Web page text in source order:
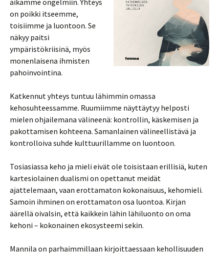
aikamme ongelmiin. Yhteys
on poikki itseemme,
toisiimme ja luontoon. Se
näkyy paitsi
ympäristökriisinä, myös
monenlaisena ihmisten
pahoinvointina.
Katkennut yhteys tuntuu lähimmin omassa
kehosuhteessamme. Ruumiimme näyttäytyy helposti
mielen ohjailemana välineenä: kontrollin, käskemisen ja
pakottamisen kohteena. Samanlainen välineellistävä ja
kontrolloiva suhde kulttuurillamme on luontoon.
Tosiasiassa keho ja mieli eivät ole toisistaan erillisiä, kuten
kartesiolainen dualismi on opettanut meidät
ajattelemaan, vaan erottamaton kokonaisuus, kehomieli.
Samoin ihminen on erottamaton osa luontoa. Kirjan
äärellä oivalsin, että kaikkein lähin lähiluonto on oma
kehoni – kokonainen ekosysteemi sekin.
Mannila on parhaimmillaan kirjoittaessaan kehollisuuden